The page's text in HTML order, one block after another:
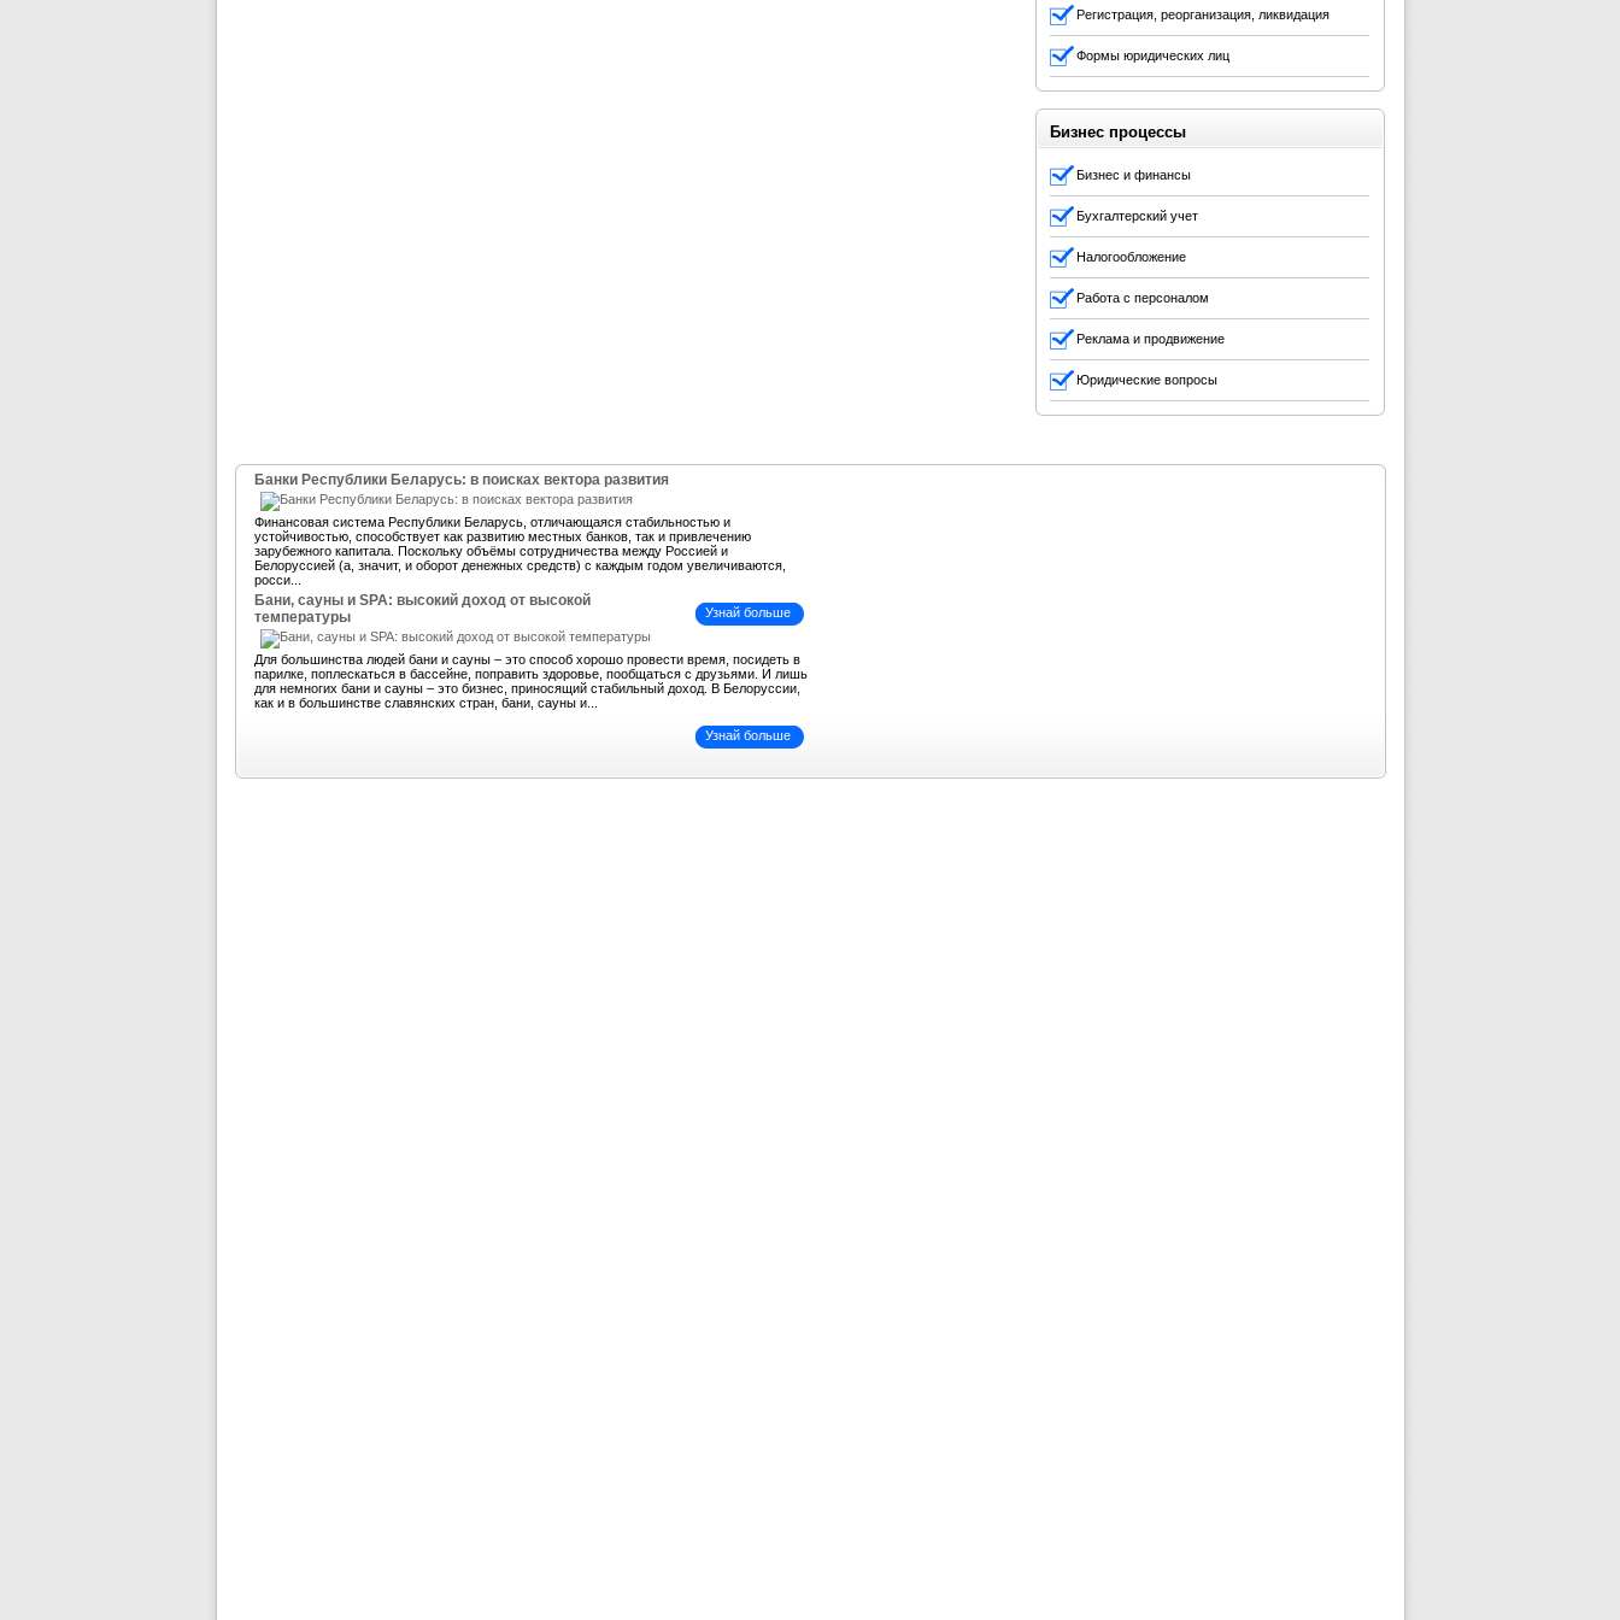
Регистрация, реорганизация, ликвидация
Формы юридических лиц
Бизнес процессы
Бизнес и финансы
Бухгалтерский учет
Налогообложение
Работа с персоналом
Реклама и продвижение
Юридические вопросы
Банки Республики Беларусь: в поисках вектора развития
Финансовая система Республики Беларусь, отличающаяся стабильностью и
устойчивостью, способствует как развитию местных банков, так и привлечению
зарубежного капитала. Поскольку объёмы сотрудничества между Россией и
Белоруссией (а, значит, и оборот денежных средств) с каждым годом увеличиваются,
росси...
Узнай больше
Бани, сауны и SPA: высокий доход от высокой
температуры
Для большинства людей бани и сауны – это способ хорошо провести время, посидеть в
парилке, поплескаться в бассейне, поправить здоровье, пообщаться с друзьями. И лишь
для немногих бани и сауны – это бизнес, приносящий стабильный доход. В Белоруссии,
как и в большинстве славянских стран, бани, сауны и...
Узнай больше